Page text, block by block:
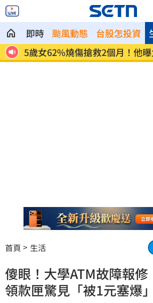
即時 颱風動態 台股怎投資
個月！他曝父親節願
豆漿不只美
首頁 生活
傻眼！大學ATM故障報
領款匣驚見「被1元塞爆」